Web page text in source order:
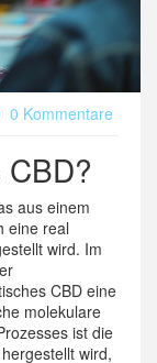
0 Kommentare
aus einem
eine real
wird. Im
CBD eine
molekulare
ist die
wird,